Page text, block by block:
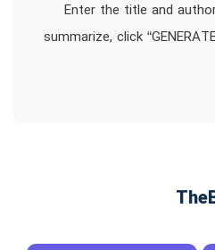
Enter the title and
summarize, click